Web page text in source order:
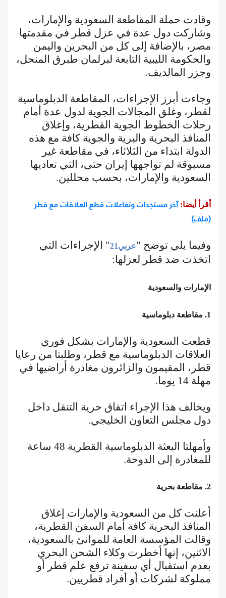
وقادت حملة المقاطعة السعودية والإمارات،
وشاركت دول عدة في عزل قطر في مقدمتها
مصر، بالإضافة إلى كل من البحرين واليمن
والحكومة الليبية التابعة لبرلمان طبرق المنحل،
وجزر المالديف.
وجاءت أبرز الإجراءات، المقاطعة الدبلوماسية
لقطر، وغلق المجالات الجوية لدول عدة أمام
رحلات الخطوط الجوية القطرية، وإغلاق
المنافذ البحرية والبرية والجوية كافة مع هذه
الدولة ابتداء من الثلاثاء، في مقاطعة غير
مسبوقة لم تواجهها إيران حتى، التي تعاديها
السعودية والإمارات، بحسب محللين.
أقرأ أيضا: آخر مستجدات وتفاعلات قطع العلاقات مع قطر
(ملف)
وفيما يلي توضح "عربي21
" الإجراءات التي
اتخذت ضد قطر لعزلها:
الإمارات والسعودية
1. مقاطعة دبلوماسية
قطعت السعودية والإمارات بشكل فوري
العلاقات الدبلوماسية مع قطر، وطلبتا من رعايا
قطر، المقيمون والزائرون مغادرة أراضيها في
مهلة 14 يوما.
ويخالف هذا الإجراء اتفاق حرية التنقل داخل
دول مجلس التعاون الخليجي.
وأمهلتا البعثة الدبلوماسية القطرية 48 ساعة
للمغادرة إلى الدوحة.
2. مقاطعة بحرية
أعلنت كل من السعودية والإمارات إغلاق
المنافذ البحرية كافة أمام السفن القطرية،
وقالت المؤسسة العامة للموانئ بالسعودية،
الاثنين، إنها أخطرت وكلاء الشحن البحري
بعدم استقبال أي سفينة ترفع علم قطر أو
مملوكة لشركات أو أفراد قطريين.